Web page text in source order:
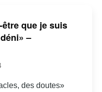
que je suis
–
des doutes»